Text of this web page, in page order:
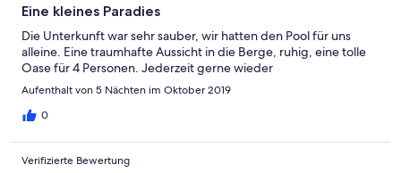
Eine kleines Paradies
Die Unterkunft war sehr sauber, wir hatten den Pool für uns
alleine. Eine traumhafte Aussicht in die Berge, ruhig, eine tolle
Oase für 4 Personen. Jederzeit gerne wieder
Aufenthalt von 5 Nächten im Oktober 2019
0
Verifizierte Bewertung